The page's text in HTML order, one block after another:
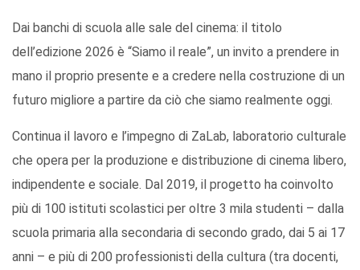
Dai banchi di scuola alle sale del cinema: il titolo
dell’edizione 2026 è “Siamo il reale”, un invito a prendere in
mano il proprio presente e a credere nella costruzione di un
futuro migliore a partire da ciò che siamo realmente oggi.
Continua il lavoro e l’impegno di ZaLab, laboratorio culturale
che opera per la produzione e distribuzione di cinema libero,
indipendente e sociale. Dal 2019, il progetto ha coinvolto
più di 100 istituti scolastici per oltre 3 mila studenti – dalla
scuola primaria alla secondaria di secondo grado, dai 5 ai 17
anni – e più di 200 professionisti della cultura (tra docenti,